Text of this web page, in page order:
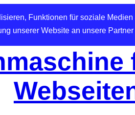
Funktionen für soziale
unserer Website an unsere